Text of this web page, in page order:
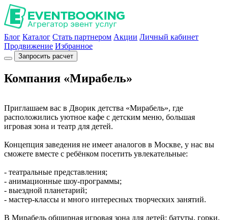
Блог Каталог Стать партнером Акции Личный кабинет
Продвижение Избранное
Запросить расчет
Компания «Мирабель»
Приглашаем вас в Дворик детства «Мирабель», где
расположились уютное кафе с детским меню, большая
игровая зона и театр для детей.
Концепция заведения не имеет аналогов в Москве, у нас вы
сможете вместе с ребёнком посетить увлекательные:
- театральные представления;
- анимационные шоу-программы;
- выездной планетарий;
- мастер-классы и много интересных творческих занятий.
В Мирабель обширная игровая зона для детей: батуты, горки,